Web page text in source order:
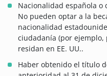
Nacionalidad española o
No pueden optar a la
nacionalidad
ciudadanía (por
residan en EE. UU..
Haber obtenido el título